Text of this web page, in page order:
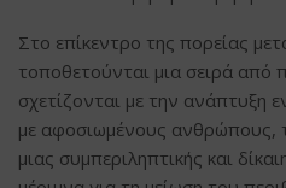
Στο επίκεντρο της πορείας
τοποθετούνται μια σειρά από
σχετίζονται με την ανάπτυξη
με αφοσιωμένους ανθρώπους,
μιας συμπεριληπτικής και